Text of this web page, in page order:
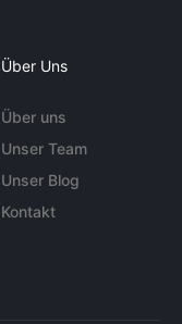
Über Uns
Über uns
Unser Team
Unser Blog
Kontakt